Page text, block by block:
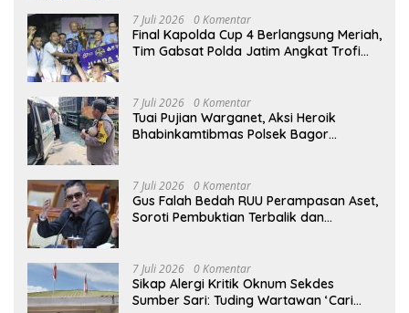
7 Juli 2026 0 Komentar
Final Kapolda Cup 4 Berlangsung Meriah,
Tim Gabsat Polda Jatim Angkat Trofi
7 Juli 2026 0 Komentar
Tuai Pujian Warganet, Aksi Heroik
Bhabinkamtibmas Polsek Bagor
7 Juli 2026 0 Komentar
Gus Falah Bedah RUU Perampasan Aset,
Soroti Pembuktian Terbalik dan
7 Juli 2026 0 Komentar
Sikap Alergi Kritik Oknum Sekdes
Sumber Sari: Tuding Wartawan ‘Cari